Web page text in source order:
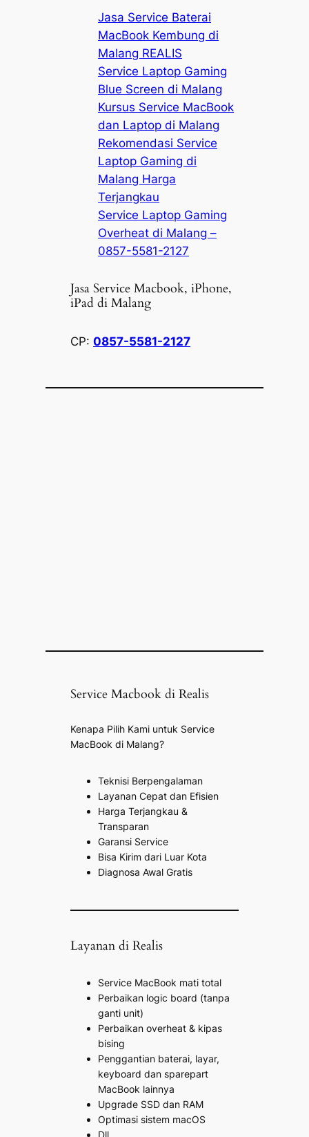
Jasa Service Baterai
MacBook Kembung di
Malang REALIS
Service Laptop Gaming
Blue Screen di Malang
Kursus Service MacBook
dan Laptop di Malang
Rekomendasi Service
Laptop Gaming di
Malang Harga
Terjangkau
Service Laptop Gaming
Overheat di Malang –
0857-5581-2127
Jasa Service Macbook, iPhone,
iPad di Malang
CP:0857-5581-2127
Service Macbook di Realis
Kenapa Pilih Kami untuk Service
MacBook di Malang?
Teknisi Berpengalaman
Layanan Cepat dan Efisien
Harga Terjangkau &
Transparan
Garansi Service
Bisa Kirim dari Luar Kota
Diagnosa Awal Gratis
Layanan di Realis
Service MacBook mati total
Perbaikan logic board (tanpa
ganti unit)
Perbaikan overheat & kipas
bising
Penggantian baterai, layar,
keyboard dan sparepart
MacBook lainnya
Upgrade SSD dan RAM
Optimasi sistem macOS
Dll